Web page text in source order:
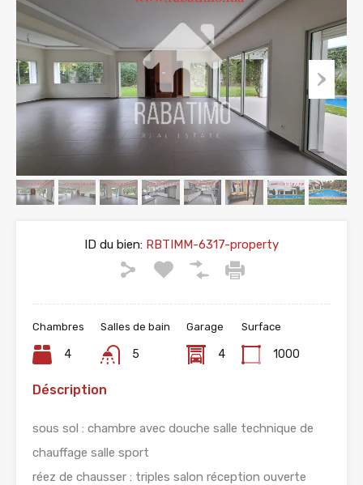
ID du bien: RBTIMM-6317-property
Chambres
4
Salles de bain
5
Garage
4
Surface
1000
Déscription
sous sol : chambre avec douche salle technique de
chauffage salle sport
réez de chausser : triples salon réception ouverte